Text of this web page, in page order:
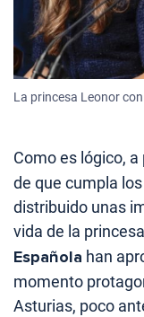
La princesa Leonor
Como es lógico,
de que cumpla
distribuido unas
vida de la
Española han
momento
Asturias, poco